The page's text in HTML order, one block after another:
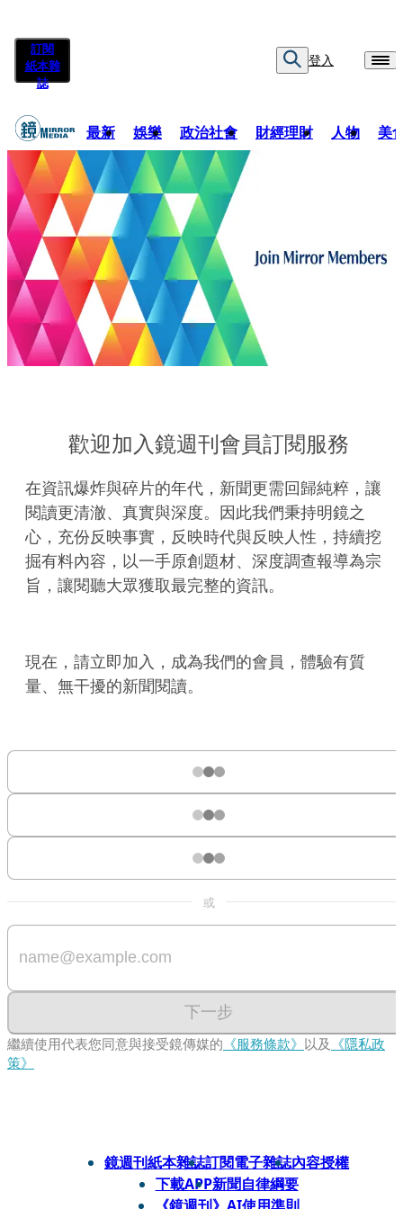
訂閱
紙本雜
誌
登入
最新 娛樂 政治社會 財經理財 人物 美
歡迎加入鏡週刊會員訂閱服務
在資訊爆炸與碎片的年代，新聞更需回歸純粹，讓
閱讀更清澈、真實與深度。因此我們秉持明鏡之
心，充份反映事實，反映時代與反映人性，持續挖
掘有料內容，以一手原創題材、深度調查報導為宗
旨，讓閱聽大眾獲取最完整的資訊。
現在，請立即加入，成為我們的會員，體驗有質
量、無干擾的新聞閱讀。
或
下一步
繼續使用代表您同意與接受鏡傳媒的 《服務條款》 以及 《隱私政
策》
鏡週刊紙本雜誌訂閱電子雜誌內容授權
下載APP新聞自律綱要